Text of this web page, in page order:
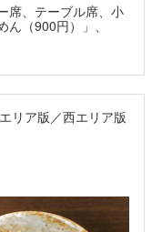
席、テーブル席、小
（900円）」、
リア版／西エリア版